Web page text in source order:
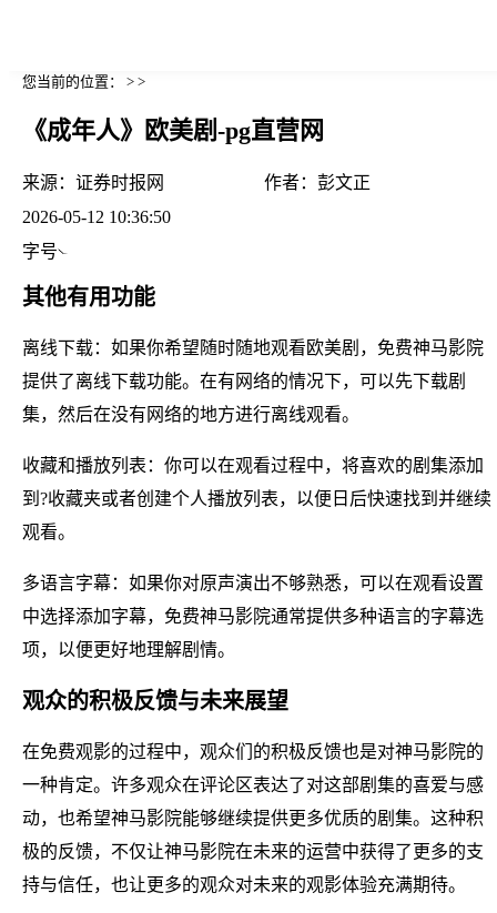
您当前的位置： > >
《成年人》欧美剧-pg直营网
来源： 证券时报网 作者： 彭文正
2026-05-12 10:36:50
字号
其他有用功能
离线下载：如果你希望随时随地观看欧美剧，免费神马影院
提供了离线下载功能。在有网络的情况下，可以先下载剧
集，然后在没有网络的地方进行离线观看。
收藏和播放列表：你可以在观看过程中，将喜欢的剧集添加
到?收藏夹或者创建个人播放列表，以便日后快速找到并继续
观看。
多语言字幕：如果你对原声演出不够熟悉，可以在观看设置
中选择添加字幕，免费神马影院通常提供多种语言的字幕选
项，以便更好地理解剧情。
观众的积极反馈与未来展望
在免费观影的过程中，观众们的积极反馈也是对神马影院的
一种肯定。许多观众在评论区表达了对这部剧集的喜爱与感
动，也希望神马影院能够继续提供更多优质的剧集。这种积
极的反馈，不仅让神马影院在未来的运营中获得了更多的支
持与信任，也让更多的观众对未来的观影体验充满期待。